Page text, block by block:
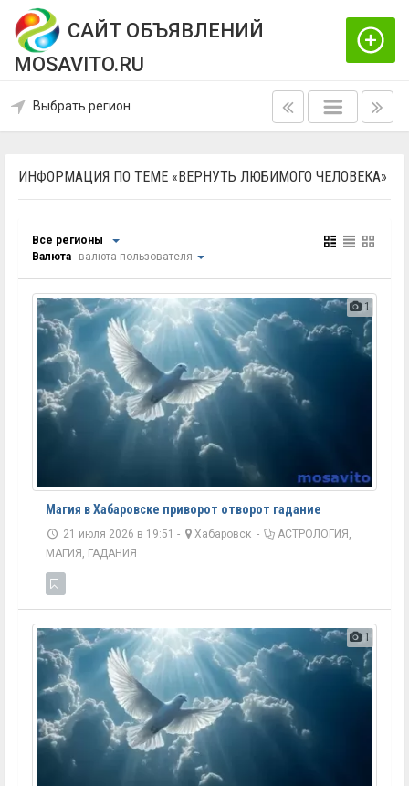
САЙТ ОБЪЯВЛЕНИЙ
MOSAVITO.RU
Выбрать регион
ИНФОРМАЦИЯ ПО ТЕМЕ «ВЕРНУТЬ ЛЮБИМОГО ЧЕЛОВЕКА»
Все регионы
Валюта
валюта пользователя
1
Магия в Хабаровске приворот отворот гадание
21 июля 2026 в 19:51 - Хабаровск -
АСТРОЛОГИЯ,
МАГИЯ, ГАДАНИЯ
1